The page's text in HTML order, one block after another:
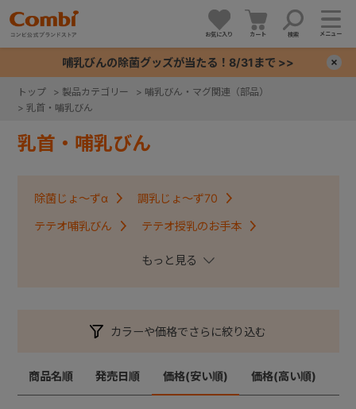
お気に入り カート 検索 メニュー
哺乳びんの除菌グッズが当たる！8/31まで >>
トップ > 製品カテゴリー > 哺乳びん・マグ関連（部品）
> 乳首・哺乳びん
乳首・哺乳びん
除菌じょ～ずα 調乳じょ～ず70
テテオ哺乳びん テテオ授乳のお手本
テテオ授乳のお手本ＬｉＣＯ
カラーや価格でさらに絞り込む
商品名順 発売日順 価格(安い順) 価格(高い順)